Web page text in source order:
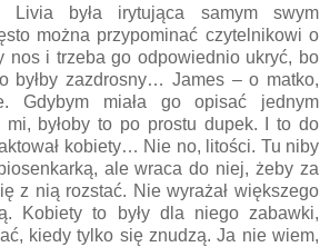
Livia była irytująca samym swym
można przypominać czytelnikowi o
nos i trzeba go odpowiednio ukryć, bo
byłby zazdrosny… James – o matko,
Gdybym miała go opisać jednym
mi, byłoby to po prostu dupek. I to do
kobiety… Nie no, litości. Tu niby
ale wraca do niej, żeby za
z nią rozstać. Nie wyrażał większego
Kobiety to były dla niego zabawki,
kiedy tylko się znudzą. Ja nie wiem,